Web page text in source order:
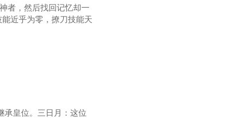
者，然后找回记忆却一
近乎为零，撩刀技能天
承皇位。三日月：这位